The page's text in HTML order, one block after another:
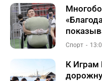
Спорт
К Играм